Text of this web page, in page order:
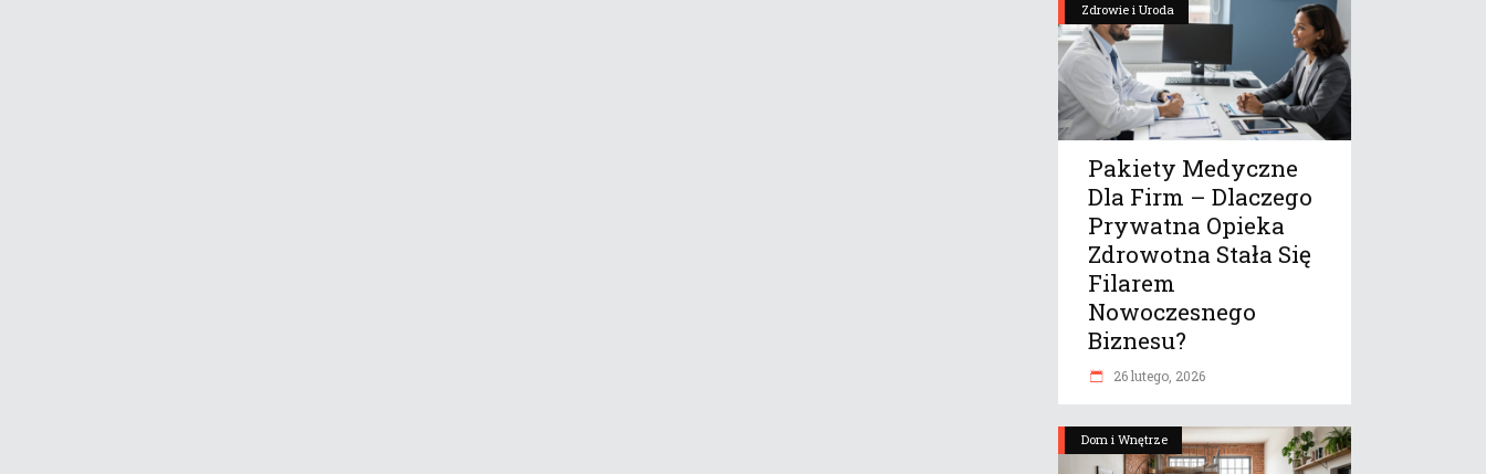
Zdrowie i Uroda
Pakiety Medyczne
Dla Firm – Dlaczego
Prywatna Opieka
Zdrowotna Stała Się
Filarem
Nowoczesnego
Biznesu?
26 lutego, 2026
Dom i Wnętrze